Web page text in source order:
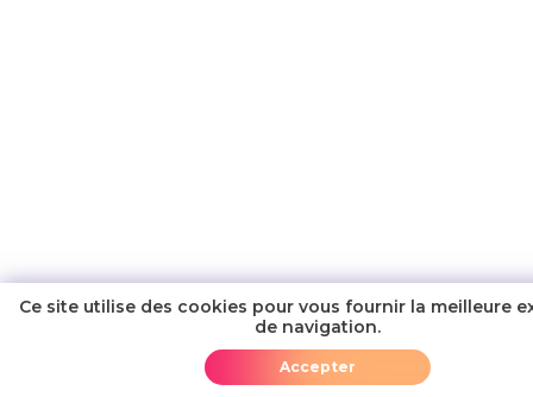
Ajouter au panier
Ce site utilise des cookies pour vous fournir la meilleure
de navigation.
Accepter